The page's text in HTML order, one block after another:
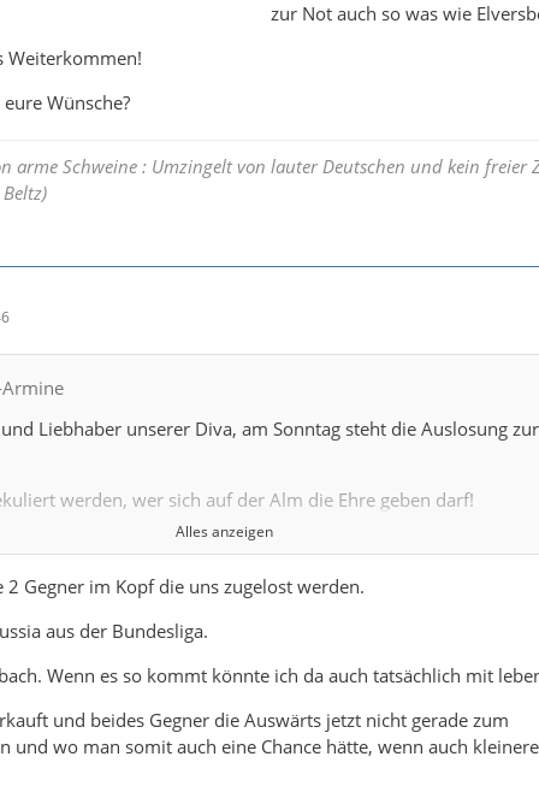
zur Not auch so was wie
Weiterkommen!
Wünsche?
arme Schweine : Umzingelt von lauter Deutschen und kein freier
Armine
Liebhaber unserer Diva, am Sonntag steht die Auslosung
werden, wer sich auf der Alm die Ehre geben darf!
auf jeden Fall ein machbarer Zweitligist a la Nürnberg, Fürth
Alles anzeigen
Gegner im Kopf die uns zugelost werden.
aus der Bundesliga.
Wenn es so kommt könnte ich da auch tatsächlich mit
und beides Gegner die Auswärts jetzt nicht gerade zum
und wo man somit auch eine Chance hätte, wenn auch